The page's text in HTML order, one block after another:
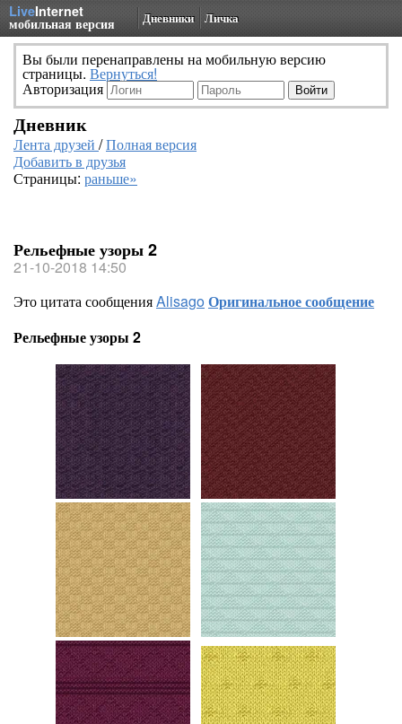
LiveInternet
мобильная версия Дневники Личка
Вы были перенаправлены на мобильную версию
страницы. Вернуться!
Авторизация
Дневник
Лента друзей /Полная версия
Добавить в друзья
Страницы: раньше»
Рельефные узоры 2
21-10-2018 14:50
Это цитата сообщенияAlisagoОригинальное сообщение
Рельефные узоры 2